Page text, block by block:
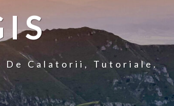
De Calatorii, Tutoriale.